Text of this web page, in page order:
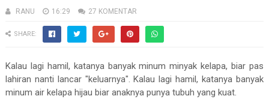
RANU 16:29 27 KOMENTAR
SHARE:
Kalau lagi hamil, katanya banyak minum minyak kelapa, biar pas
lahiran nanti lancar "keluarnya". Kalau lagi hamil, katanya banyak
minum air kelapa hijau biar anaknya punya tubuh yang kuat.